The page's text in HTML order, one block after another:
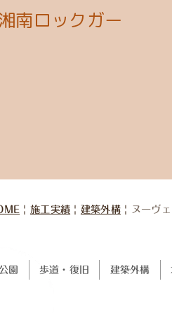
南ロックガー
| 施工実績 | 建築外構 | ヌーヴ
園 歩道・復旧 建築外構